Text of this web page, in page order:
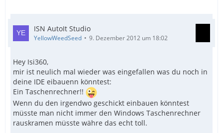
ISN AutoIt Studio
YellowWeedSeed 9. Dezember 2012 um 18:02
Hey Isi360,
mir ist neulich mal wieder was eingefallen was du noch in
deine IDE eibauenn könntest:
Ein Taschenrechner!!
Wenn du den irgendwo geschickt einbauen könntest
müsste man nicht immer den Windows Taschenrechner
rauskramen müsste währe das echt toll.